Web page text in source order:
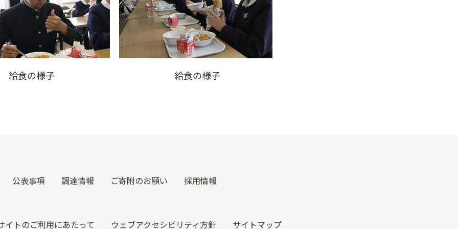
給食の様子 給食の様子
公表事項 調達情報 ご寄附のお願い 採用情報
イトのご利用にあたって ウェブアクセシビリティ方針 サイトマップ